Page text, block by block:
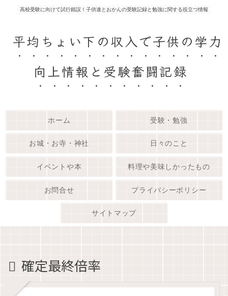
高校受験に向けて試行錯誤！子供達とおかんの受験記録と勉強に関する役立つ情報
平均ちょい下の収入で子供の学力
向上情報と受験奮闘記録
ホーム 受験・勉強
お城・お寺・神社 日々のこと
イベントや本 料理や美味しかったもの
お問合せ プライバシーポリシー
サイトマップ
確定最終倍率